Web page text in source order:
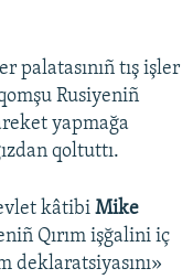
palatasınıñ tış işler
Rusiyeniñ
yapmağa
qoltuttı.
kâtibi Mike
Qırım işğalini iç
deklaratsiyasını»